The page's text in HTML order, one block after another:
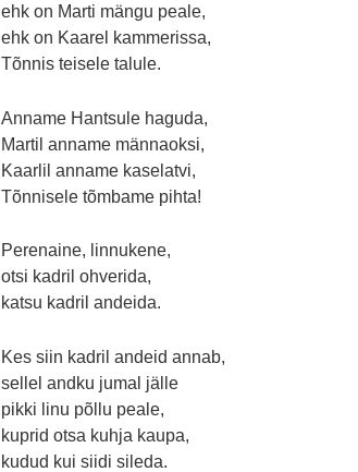
ehk on Marti mängu peale,
ehk on Kaarel kammerissa,
Tõnnis teisele talule.
Anname Hantsule haguda,
Martil anname männaoksi,
Kaarlil anname kaselatvi,
Tõnnisele tõmbame pihta!
Perenaine, linnukene,
otsi kadril ohverida,
katsu kadril andeida.
Kes siin kadril andeid annab,
sellel andku jumal jälle
pikki linu põllu peale,
kuprid otsa kuhja kaupa,
kudud kui siidi sileda.